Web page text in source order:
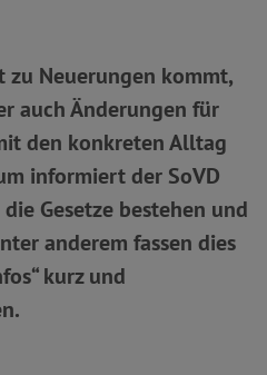
zu Neuerungen kommt,
auch Änderungen für
den konkreten Alltag
informiert der SoVD
Gesetze bestehen und
anderem fassen dies
kurz und